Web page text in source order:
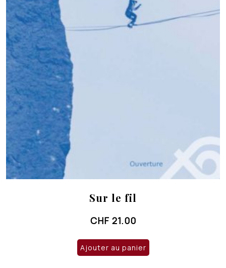
Sur le fil
CHF 21.00
Ajouter au panier